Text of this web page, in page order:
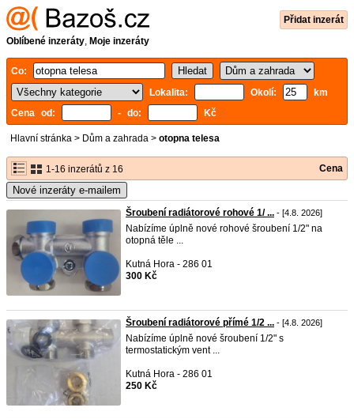
Přidat inzerát
Oblíbené inzeráty, Moje inzeráty
Co:
Lokalita:
Okolí:
km
Cena od:
- do: Kč
Hlavní stránka > Dům a zahrada > otopna telesa
1-16 inzerátů z 16 Cena
Nové inzeráty e-mailem
Šroubení radiátorové rohové 1/ ... - [4.8. 2026]
Nabízíme úplně nové rohové šroubení 1/2" na
otopná těle ...
Kutná Hora - 286 01
300 Kč
Šroubení radiátorové přímé 1/2 ... - [4.8. 2026]
Nabízíme úplně nové šroubení 1/2" s
termostatickým vent ...
Kutná Hora - 286 01
250 Kč